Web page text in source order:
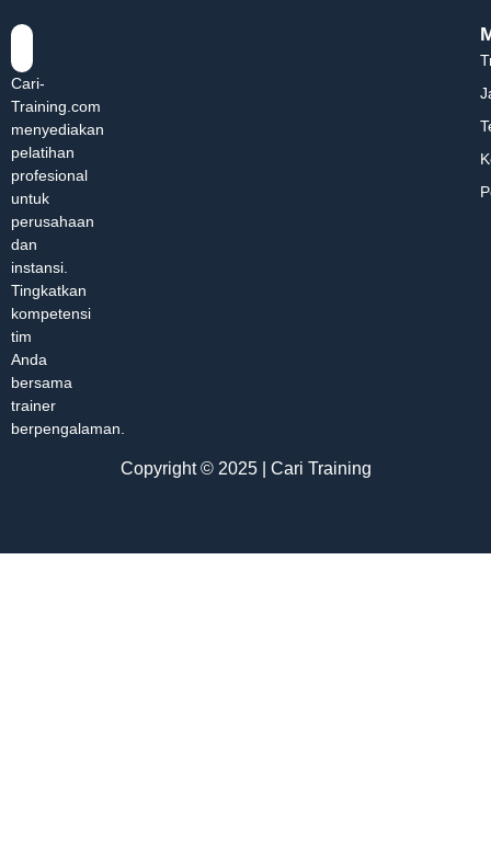
Cari-
Training.com
menyediakan
pelatihan
profesional
untuk
perusahaan
dan
instansi.
Tingkatkan
kompetensi
tim
Anda
bersama
trainer
berpengalaman.
Copyright © 2025 | Cari Training